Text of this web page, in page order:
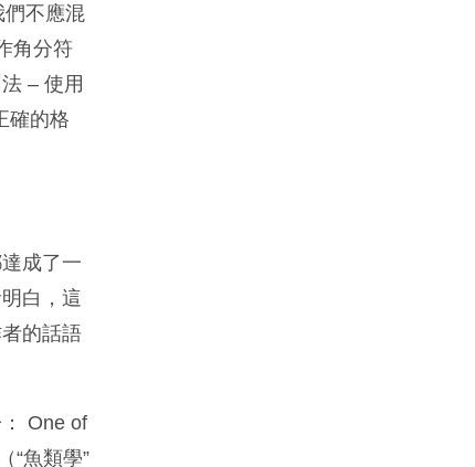
們不應混
角分符
– 使用
確的格
成了一
白，這
的話語
One of
“魚類學”